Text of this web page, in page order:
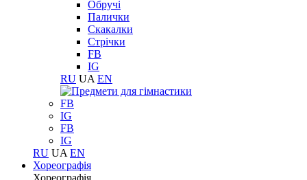
Обручі
Палички
Скакалки
Стрічки
FB
IG
RU UA EN
FB
IG
FB
IG
RU UA EN
Хореографія
Хореографія